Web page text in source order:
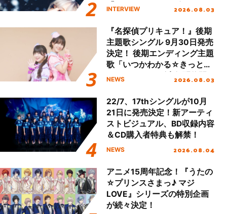
「Amore」インタビュー
INTERVIEW 2026.08.03
『名探偵プリキュア！』後期
主題歌シングル 9月30日発売
決定！ 後期エンディング主題
歌「いつかわかる☆きっとあ
える」TVサイズ先行配信開
NEWS 2026.08.03
22/7、17thシングルが10月
21日に発売決定！新アーティ
ストビジュアル、BD収録内容
＆CD購入者特典も解禁！
NEWS 2026.08.04
アニメ15周年記念！『うたの
☆プリンスさまっ♪ マジ
LOVE』シリーズの特別企画
が続々決定！